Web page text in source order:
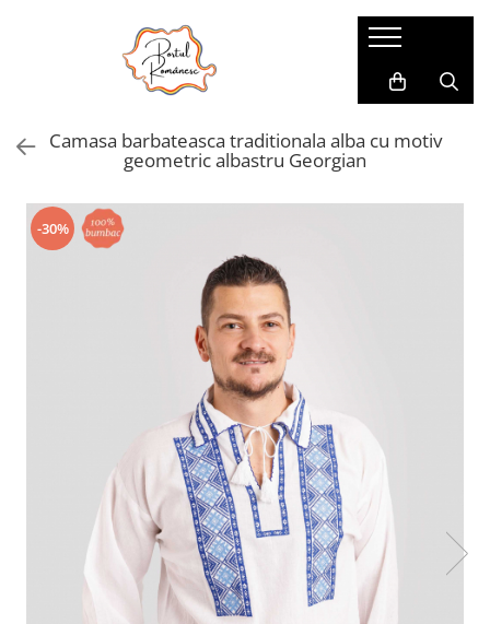
Pijamale Dama Marimi Mari
Pijamale Baieti
Pijamale Fetite
Imbracaminte copii
Imbracaminte Baieti
Camasa barbateasca traditionala alba cu motiv
geometric albastru Georgian
-30%